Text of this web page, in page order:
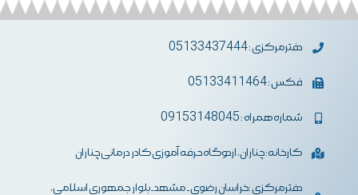
دفترمرکزی : 05133437444
فکس : 05133411464
شماره همراه : 09153148045
کارخانه: چناران، اردوگاه حرفه آموزی کادر درمانی چناران
دفترمرکزی :خراسان رضوی- مشهد-بلوار جمهوری اسلامی،